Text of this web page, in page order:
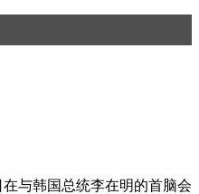
与韩国总统李在明的首脑会